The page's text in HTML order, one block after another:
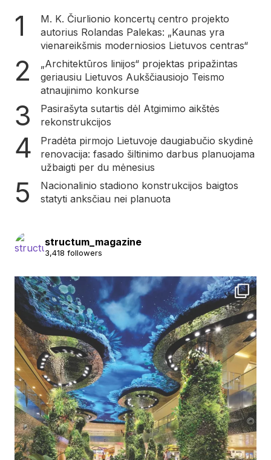
M. K. Čiurlionio koncertų centro projekto
autorius Rolandas Palekas: „Kaunas yra
vienareikšmis moderniosios Lietuvos centras“
„Architektūros linijos“ projektas pripažintas
geriausiu Lietuvos Aukščiausiojo Teismo
atnaujinimo konkurse
Pasirašyta sutartis dėl Atgimimo aikštės
rekonstrukcijos
Pradėta pirmojo Lietuvoje daugiabučio skydinė
renovacija: fasado šiltinimo darbus planuojama
užbaigti per du mėnesius
Nacionalinio stadiono konstrukcijos baigtos
statyti anksčiau nei planuota
structum_magazine
3,418 followers